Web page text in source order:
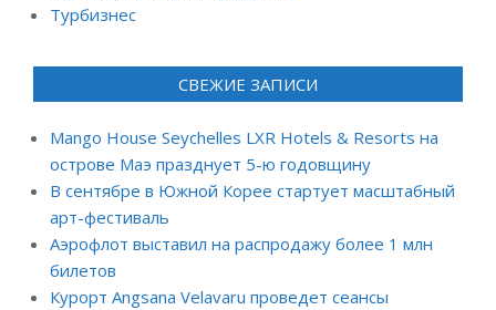
Турбизнес
СВЕЖИЕ ЗАПИСИ
Mango House Seychelles LXR Hotels & Resorts на
острове Маэ празднует 5-ю годовщину
В сентябре в Южной Корее стартует масштабный
арт-фестиваль
Аэрофлот выставил на распродажу более 1 млн
билетов
Курорт Angsana Velavaru проведет сеансы